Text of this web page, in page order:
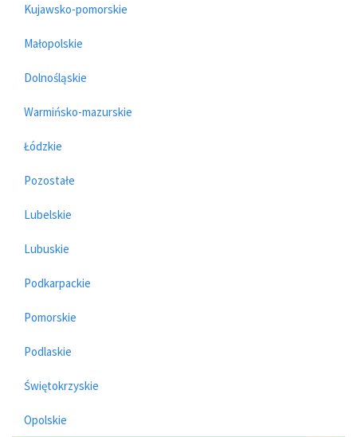
Kujawsko-pomorskie
Małopolskie
Dolnośląskie
Warmińsko-mazurskie
Łódzkie
Pozostałe
Lubelskie
Lubuskie
Podkarpackie
Pomorskie
Podlaskie
Świętokrzyskie
Opolskie